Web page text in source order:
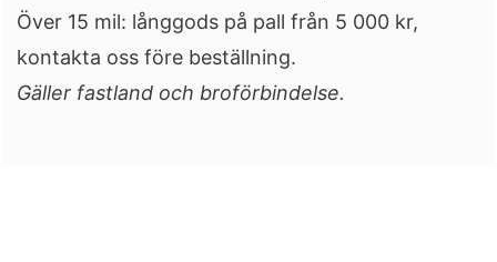
Över 15 mil: långgods på pall från 5 000 kr,
kontakta oss före beställning.
Gäller fastland och broförbindelse.